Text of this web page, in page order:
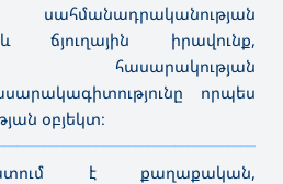
ճյուղային իրավունք,
հասարակության
որպես
օբյեկտ։
է քաղաքական,